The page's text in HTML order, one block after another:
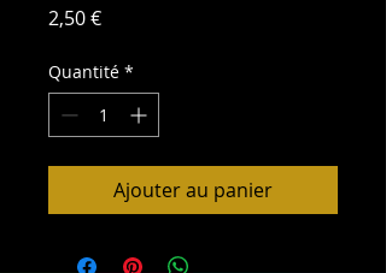
2,50 €Prix
Quantité *
Ajouter au panier